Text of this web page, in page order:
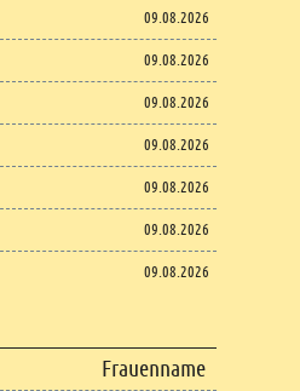
09.08.2026
09.08.2026
09.08.2026
09.08.2026
09.08.2026
09.08.2026
09.08.2026
Frauenname